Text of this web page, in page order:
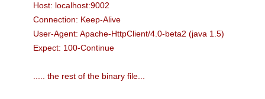
Host: localhost:9002
Connection: Keep-Alive
User-Agent: Apache-HttpClient/4.0-beta2 (java 1.5)
Expect: 100-Continue
..... the rest of the binary file...